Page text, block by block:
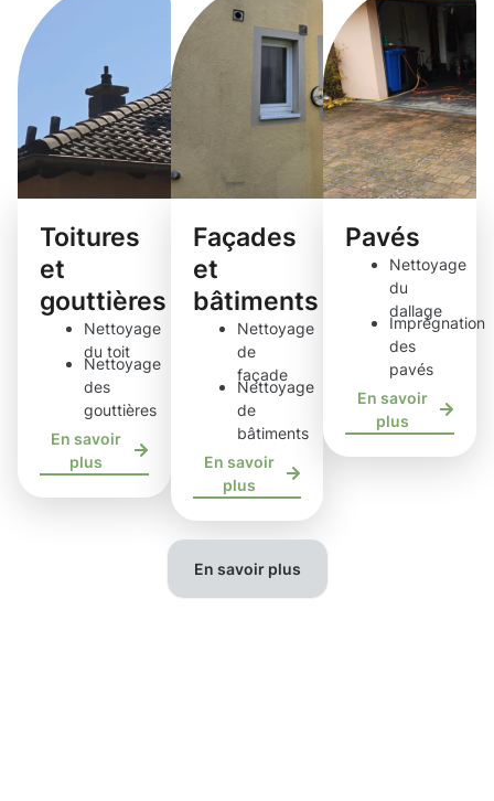
Toitures
et
gouttières
Nettoyage
du toit
Nettoyage
des
gouttières
En savoir
plus
Façades
et
bâtiments
Nettoyage
de
façade
Nettoyage
de
bâtiments
En savoir
plus
Pavés
Nettoyage
du
dallage
Imprégnation
des
pavés
En savoir
plus
En savoir plus